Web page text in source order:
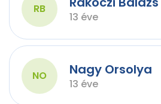
RB
13 éve
NO Nagy Orsolya
13 éve